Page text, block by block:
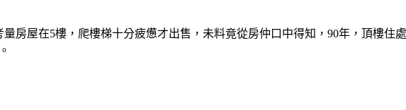
房屋在5樓，爬樓梯十分疲憊才出售，未料竟從房仲口中得知，90年，頂樓住